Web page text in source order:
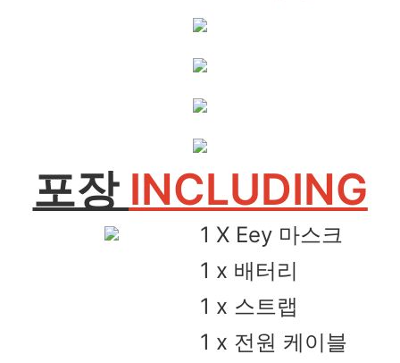
포장 INCLUDING
1 X Eey 마스크
1 x 배터리
1 x 스트랩
1 x 전원 케이블